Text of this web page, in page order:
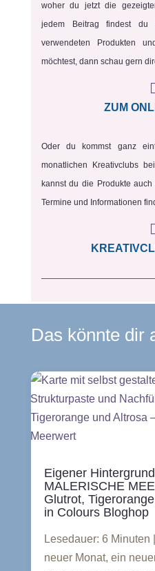
woher du jetzt die
jedem Beitrag findest du
verwendeten Produkten
möchtest, dann schau gern
ZUM
Oder du kommst ganz
monatlichen Kreativclubs
kannst du die Produkte
Termine und Informationen
Das könnte dir
Eigener
MALERISCHE
Glutrot,
in Colours Bloghop
Lesedauer: 6 Minuten
neuer Monat, ein